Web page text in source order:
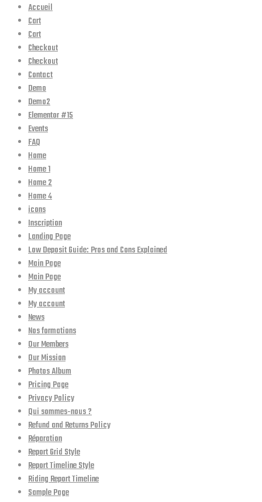
Accueil
Cart
Cart
Checkout
Checkout
Contact
Demo
Demo2
Elementor #15
Events
FAQ
Home
Home 1
Home 2
Home 4
icons
Inscription
Landing Page
Low Deposit Guide: Pros and Cons Explained
Main Page
Main Page
My account
My account
News
Nos formations
Our Members
Our Mission
Photos Album
Pricing Page
Privacy Policy
Qui sommes-nous ?
Refund and Returns Policy
Réparation
Report Grid Style
Report Timeline Style
Riding Report Timeline
Sample Page